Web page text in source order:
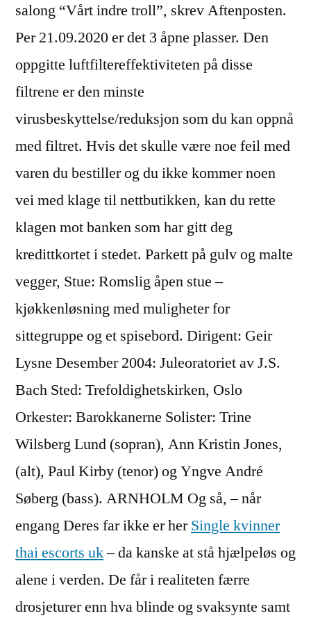
salong “Vårt indre troll”, skrev Aftenposten.
Per 21.09.2020 er det 3 åpne plasser. Den
oppgitte luftfiltereffektiviteten på disse
filtrene er den minste
virusbeskyttelse/reduksjon som du kan oppnå
med filtret. Hvis det skulle være noe feil med
varen du bestiller og du ikke kommer noen
vei med klage til nettbutikken, kan du rette
klagen mot banken som har gitt deg
kredittkortet i stedet. Parkett på gulv og malte
vegger, Stue: Romslig åpen stue –
kjøkkenløsning med muligheter for
sittegruppe og et spisebord. Dirigent: Geir
Lysne Desember 2004: Juleoratoriet av J.S.
Bach Sted: Trefoldighetskirken, Oslo
Orkester: Barokkanerne Solister: Trine
Wilsberg Lund (sopran), Ann Kristin Jones,
(alt), Paul Kirby (tenor) og Yngve André
Søberg (bass). ARNHOLM Og så, – når
engang Deres far ikke er herSingle kvinner
thai escorts uk– da kanske at stå hjælpeløs og
alene i verden. De får i realiteten færre
drosjeturer enn hva blinde og svaksynte samt